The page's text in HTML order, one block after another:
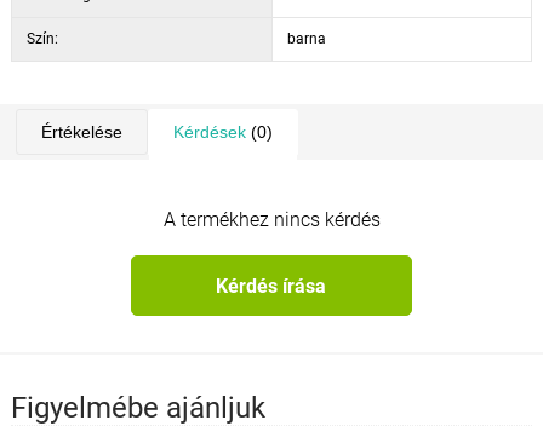
Szín: barna
Értékelése Kérdések(0)
A termékhez nincs kérdés
Kérdés írása
Figyelmébe ajánljuk